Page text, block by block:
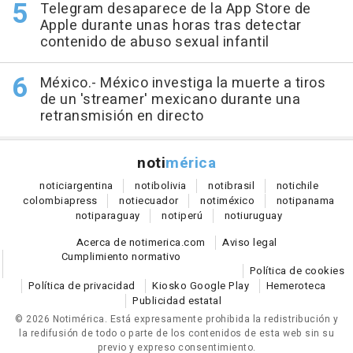
Telegram desaparece de la App Store de
Apple durante unas horas tras detectar
contenido de abuso sexual infantil
México.- México investiga la muerte a tiros
de un 'streamer' mexicano durante una
retransmisión en directo
notimérica
noticiargentina notibolivia notibrasil notichile
colombiapress notiecuador notiméxico notipanama
notiparaguay notiperú notiuruguay
Acerca de notimerica.com
Aviso legal
Cumplimiento normativo
Política de cookies
Política de privacidad
Kiosko Google Play
Hemeroteca
Publicidad estatal
© 2026 Notimérica. Está expresamente prohibida la redistribución y
la redifusión de todo o parte de los contenidos de esta web sin su
previo y expreso consentimiento.